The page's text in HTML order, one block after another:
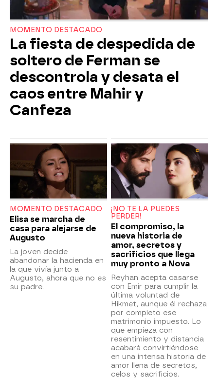
MOMENTO DESTACADO
La fiesta de despedida de
soltero de Ferman se
descontrola y desata el
caos entre Mahir y
Canfeza
MOMENTO DESTACADO
Elisa se marcha de
casa para alejarse de
Augusto
La joven decide
abandonar la hacienda en
la que vivía junto a
Augusto, ahora que no es
su padre.
¡NO TE LA PUEDES
PERDER!
El compromiso, la
nueva historia de
amor, secretos y
sacrificios que llega
muy pronto a Nova
Reyhan acepta casarse
con Emir para cumplir la
última voluntad de
Hikmet, aunque él rechaza
por completo ese
matrimonio impuesto. Lo
que empieza con
resentimiento y distancia
acabará convirtiéndose
en una intensa historia de
amor llena de secretos,
celos y sacrificios.